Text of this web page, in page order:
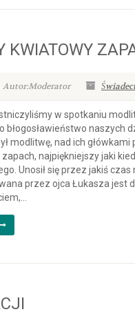
KWIATOWY
Autor:Moderator
w spotkaniu
błogosławieństwo naszych
modlitwę, nad ich główkami
najpiękniejszy jaki
Unosił się przez jakiś czas
przez ojca Łukasza jest